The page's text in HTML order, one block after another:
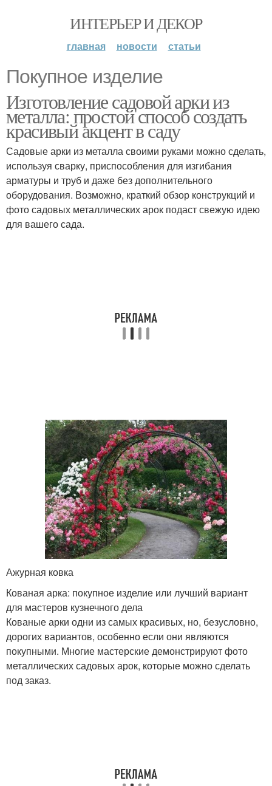
ИНТЕРЬЕР И ДЕКОР
главная новости статьи
Покупное изделие
Изготовление садовой арки из
металла: простой способ создать
красивый акцент в саду
Садовые арки из металла своими руками можно сделать,
используя сварку, приспособления для изгибания
арматуры и труб и даже без дополнительного
оборудования. Возможно, краткий обзор конструкций и
фото садовых металлических арок подаст свежую идею
для вашего сада.
Ажурная ковка
Кованая арка: покупное изделие или лучший вариант
для мастеров кузнечного дела
Кованые арки одни из самых красивых, но, безусловно,
дорогих вариантов, особенно если они являются
покупными. Многие мастерские демонстрируют фото
металлических садовых арок, которые можно сделать
под заказ.